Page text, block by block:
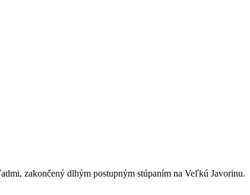
zakončený dlhým postupným stúpaním na Veľkú Javorinu.